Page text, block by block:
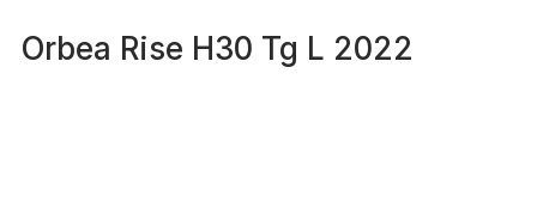
Orbea Rise H30 Tg L 2022